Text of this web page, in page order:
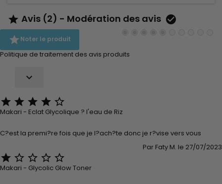
 Avis (2) - Modération des avis 
Noter le produit
Politique de traitement des avis produits

    
Makari - Eclat Glycolique ? l'eau de Riz
C?est la premi?re fois que je l?ach?te donc je r?vise vers vous
Par Faty M. le 27/07/2023
    
Makari - Glycolic Glow Toner